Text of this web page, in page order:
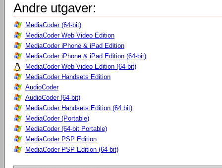
Andre utgaver:
MediaCoder (64-bit)
MediaCoder Web Video Edition
MediaCoder iPhone & iPad Edition
MediaCoder iPhone & iPad Edition (64-bit)
MediaCoder Web Video Edition (64-bit)
MediaCoder Handsets Edition
AudioCoder
AudioCoder (64-bit)
MediaCoder Handsets Edition (64 bit)
MediaCoder (Portable)
MediaCoder (64-bit Portable)
MediaCoder PSP Edition
MediaCoder PSP Edition (64-bit)